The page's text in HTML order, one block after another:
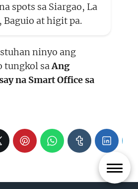
spots sa Siargao, La
Baguio at higit pa.
ninyo ang
tungkol saAng
na Smart Office sa